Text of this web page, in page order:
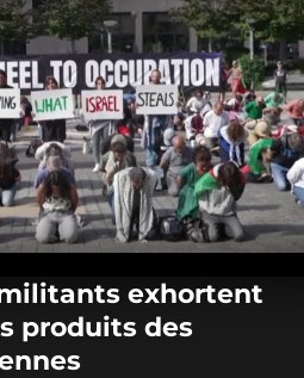
exhortent
produits des